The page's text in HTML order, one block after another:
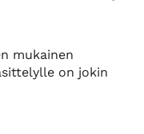
mukainen
on jokin